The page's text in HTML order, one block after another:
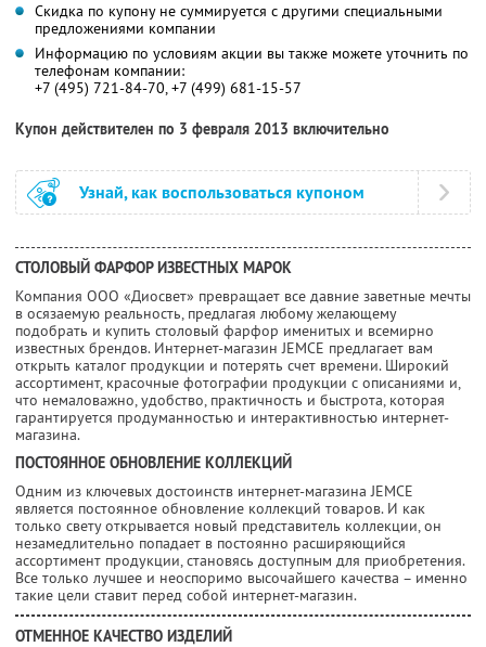
Скидка по купону не суммируется с другими специальными
предложениями компании
Информацию по условиям акции вы также можете уточнить по
телефонам компании:
+7 (495) 721-84-70, +7 (499) 681-15-57
Купон действителен по 3 февраля 2013 включительно
Узнай, как воспользоваться купоном
СТОЛОВЫЙ ФАРФОР ИЗВЕСТНЫХ МАРОК
Компания ООО «Диосвет» превращает все давние заветные мечты
в осязаемую реальность, предлагая любому желающему
подобрать и купить столовый фарфор именитых и всемирно
известных брендов. Интернет-магазин JEMCE предлагает вам
открыть каталог продукции и потерять счет времени. Широкий
ассортимент, красочные фотографии продукции с описаниями и,
что немаловажно, удобство, практичность и быстрота, которая
гарантируется продуманностью и интерактивностью интернет-
магазина.
ПОСТОЯННОЕ ОБНОВЛЕНИЕ КОЛЛЕКЦИЙ
Одним из ключевых достоинств интернет-магазина JEMCE
является постоянное обновление коллекций товаров. И как
только свету открывается новый представитель коллекции, он
незамедлительно попадает в постоянно расширяющийся
ассортимент продукции, становясь доступным для приобретения.
Все только лучшее и неоспоримо высочайшего качества – именно
такие цели ставит перед собой интернет-магазин.
ОТМЕННОЕ КАЧЕСТВО ИЗДЕЛИЙ